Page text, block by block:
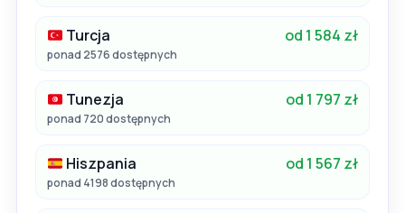
Turcja od 1 584 zł
ponad 2576 dostępnych
Tunezja od 1 797 zł
ponad 720 dostępnych
Hiszpania od 1 567 zł
ponad 4198 dostępnych